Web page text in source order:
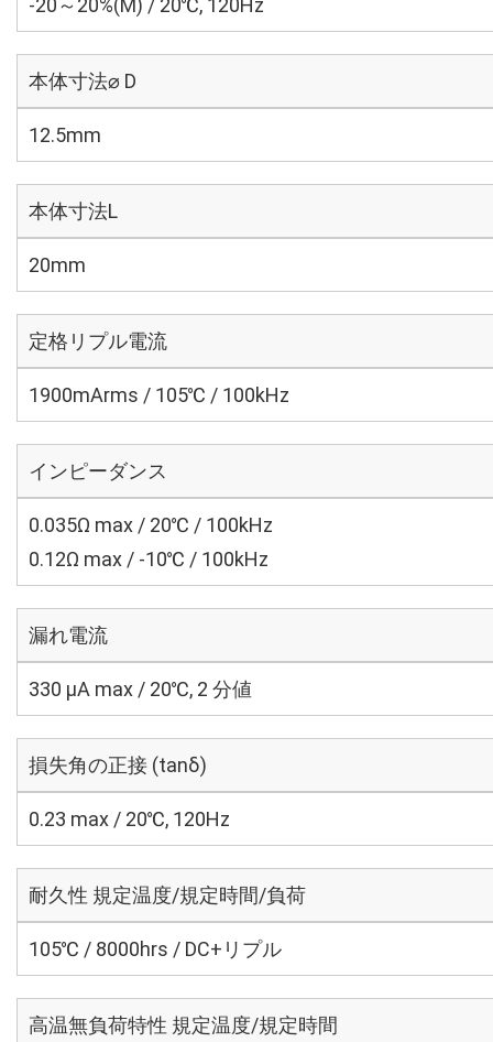
-20～20%(M) / 20℃, 120Hz
本体寸法⌀ D
12.5mm
本体寸法L
20mm
定格リプル電流
1900mArms / 105℃ / 100kHz
インピーダンス
0.035Ω max / 20℃ / 100kHz
0.12Ω max / -10℃ / 100kHz
漏れ電流
330 μA max / 20℃, 2 分値
損失角の正接 (tanδ)
0.23 max / 20℃, 120Hz
耐久性 規定温度/規定時間/負荷
105℃ / 8000hrs / DC+リプル
高温無負荷特性 規定温度/規定時間